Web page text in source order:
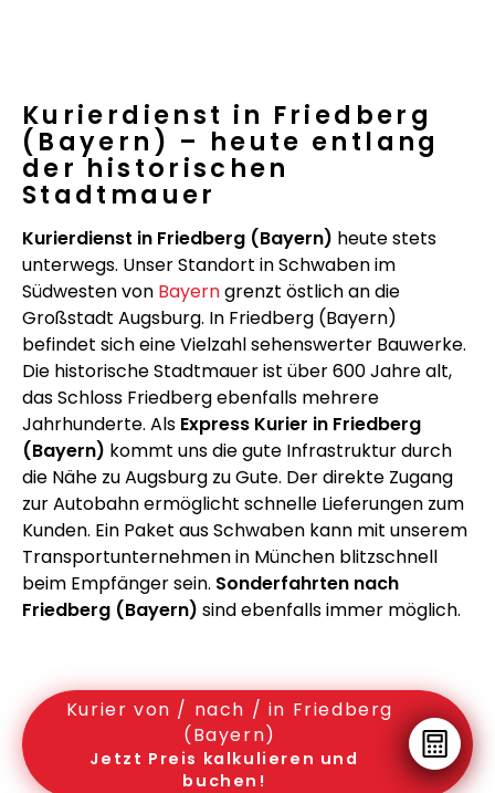
Kurierdienst in Friedberg
(Bayern) – heute entlang
der historischen
Stadtmauer
Kurierdienst in Friedberg (Bayern) heute stets
unterwegs. Unser Standort in Schwaben im
Südwesten von Bayerngrenzt östlich an die
Großstadt Augsburg. In Friedberg (Bayern)
befindet sich eine Vielzahl sehenswerter Bauwerke.
Die historische Stadtmauer ist über 600 Jahre alt,
das Schloss Friedberg ebenfalls mehrere
Jahrhunderte. Als Express Kurier in Friedberg
(Bayern) kommt uns die gute Infrastruktur durch
die Nähe zu Augsburg zu Gute. Der direkte Zugang
zur Autobahn ermöglicht schnelle Lieferungen zum
Kunden. Ein Paket aus Schwaben kann mit unserem
Transportunternehmen in München blitzschnell
beim Empfänger sein. Sonderfahrten nach
Friedberg (Bayern) sind ebenfalls immer möglich.
Kurier von / nach / in Friedberg
(Bayern)
Jetzt Preis kalkulieren und
buchen!